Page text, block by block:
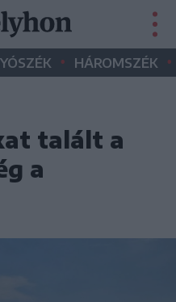
• HÁROMSZÉK •
talált a
a